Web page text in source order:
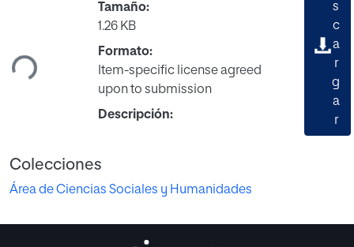
Cargando...
Tamaño:
1.26 KB
Formato:
Item-specific license agreed
upon to submission
Descripción:
s
c
a
r
g
a
r
Colecciones
Área de Ciencias Sociales y Humanidades